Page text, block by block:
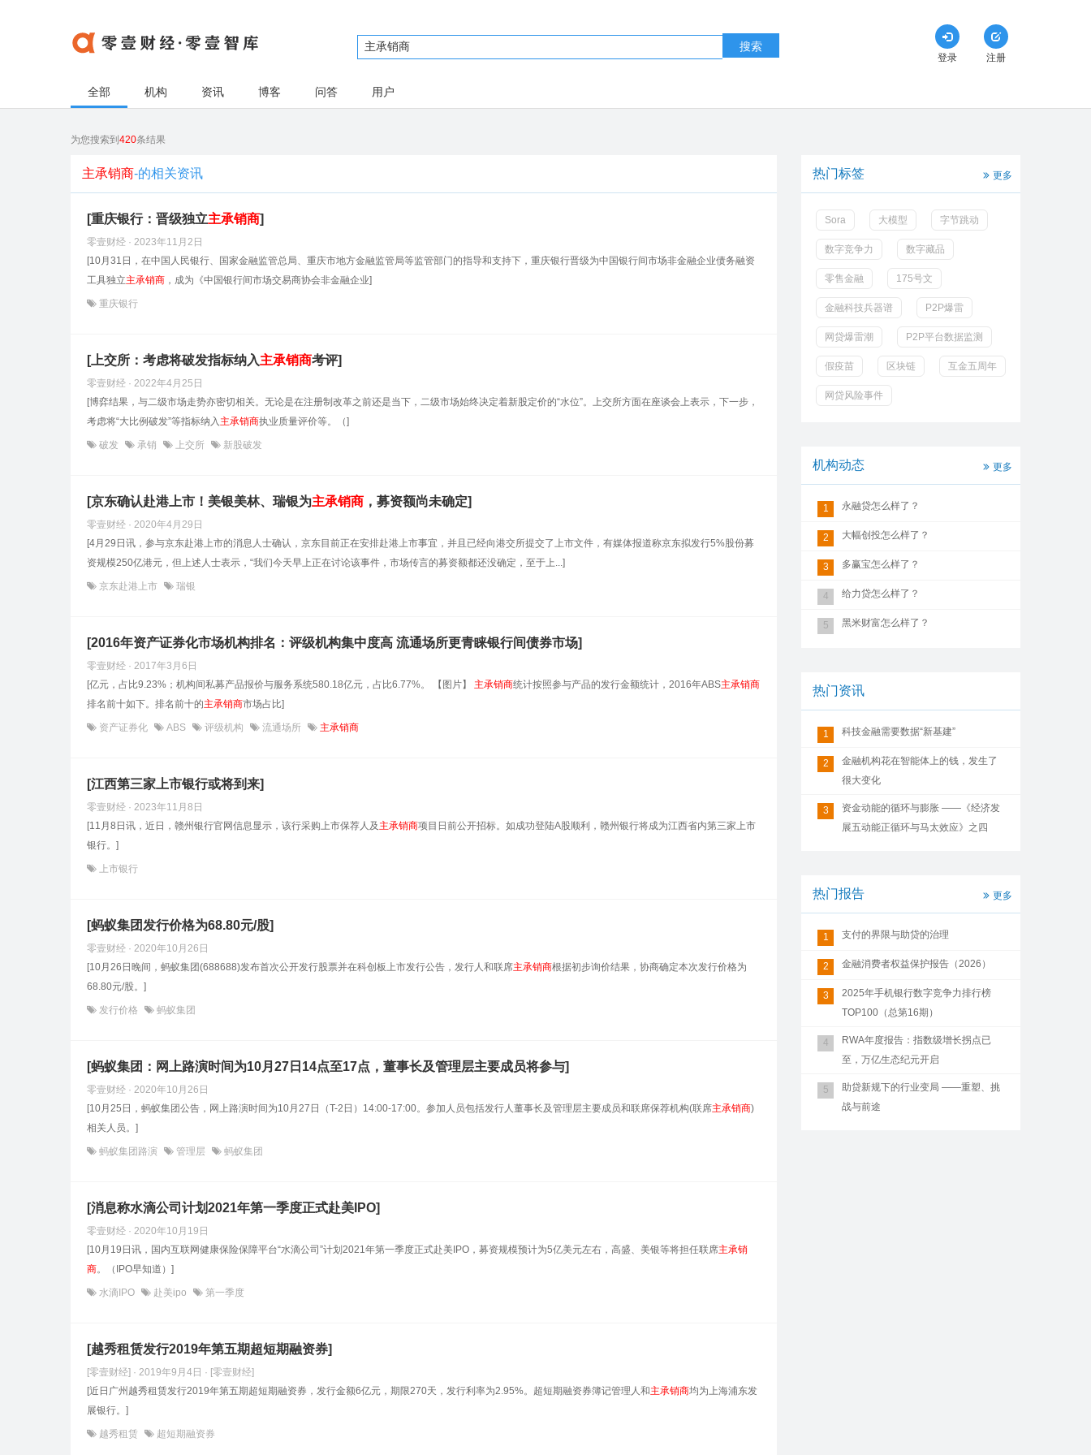
搜索
登录 注册
全部 机构 资讯 博客 问答 用户
为您搜索到 420条结果
主承销商-的相关资讯
[重庆银行：晋级独立主承销商]
零壹财经 · 2023年11月2日
[10月31日，在中国人民银行、国家金融监管总局、重庆市地方金融监管局等监管部门的指导和支持下，重庆银行晋级为中国银行间市场非金融企业债务融资
工具独立主承销商 ，成为《中国银行间市场交易商协会非金融企业]
重庆银行
[上交所：考虑将破发指标纳入主承销商考评]
零壹财经 · 2022年4月25日
[博弈结果，与二级市场走势亦密切相关。无论是在注册制改革之前还是当下，二级市场始终决定着新股定价的“水位”。上交所方面在座谈会上表示，下一步，
考虑将“大比例破发”等指标纳入 主承销商执业质量评价等。（]
破发 承销 上交所 新股破发
[京东确认赴港上市！美银美林、瑞银为主承销商 ，募资额尚未确定]
零壹财经 · 2020年4月29日
[4月29日讯，参与京东赴港上市的消息人士确认，京东目前正在安排赴港上市事宜，并且已经向港交所提交了上市文件，有媒体报道称京东拟发行5%股份募
资规模250亿港元，但上述人士表示，“我们今天早上正在讨论该事件，市场传言的募资额都还没确定，至于上...]
京东赴港上市 瑞银
[2016年资产证券化市场机构排名：评级机构集中度高 流通场所更青睐银行间债券市场]
零壹财经 · 2017年3月6日
[亿元，占比9.23%；机构间私募产品报价与服务系统580.18亿元，占比6.77%。 【图片】 主承销商统计按照参与产品的发行金额统计，2016年ABS主承销商
排名前十如下。排名前十的主承销商市场占比]
资产证券化 ABS 评级机构 流通场所 主承销商
[江西第三家上市银行或将到来]
零壹财经 · 2023年11月8日
[11月8日讯，近日，赣州银行官网信息显示，该行采购上市保荐人及 主承销商项目日前公开招标。如成功登陆A股顺利，赣州银行将成为江西省内第三家上市
银行。]
上市银行
[蚂蚁集团发行价格为68.80元/股]
零壹财经 · 2020年10月26日
[10月26日晚间，蚂蚁集团(688688)发布首次公开发行股票并在科创板上市发行公告，发行人和联席主承销商根据初步询价结果，协商确定本次发行价格为
68.80元/股。]
发行价格 蚂蚁集团
[蚂蚁集团：网上路演时间为10月27日14点至17点，董事长及管理层主要成员将参与]
零壹财经 · 2020年10月26日
[10月25日，蚂蚁集团公告，网上路演时间为10月27日（T-2日）14:00-17:00。参加人员包括发行人董事长及管理层主要成员和联席保荐机构(联席主承销商)
相关人员。]
蚂蚁集团路演 管理层 蚂蚁集团
[消息称水滴公司计划2021年第一季度正式赴美IPO]
零壹财经 · 2020年10月19日
[10月19日讯，国内互联网健康保险保障平台“水滴公司”计划2021年第一季度正式赴美IPO，募资规模预计为5亿美元左右，高盛、美银等将担任联席主承销
商。（IPO早知道）]
水滴IPO 赴美ipo 第一季度
[越秀租赁发行2019年第五期超短期融资券]
[零壹财经] · 2019年9月4日 · [零壹财经]
[近日广州越秀租赁发行2019年第五期超短期融资券，发行金额6亿元，期限270天，发行利率为2.95%。超短期融资券簿记管理人和主承销商均为上海浦东发
展银行。]
越秀租赁 超短期融资券
热门标签 更多
Sora 大模型 字节跳动
数字竞争力 数字藏品
零售金融 175号文
金融科技兵器谱 P2P爆雷
网贷爆雷潮 P2P平台数据监测
假疫苗 区块链 互金五周年
网贷风险事件
机构动态 更多
1 永融贷怎么样了？
2 大幅创投怎么样了？
3 多赢宝怎么样了？
4 给力贷怎么样了？
5 黑米财富怎么样了？
热门资讯
1 科技金融需要数据“新基建”
2
金融机构花在智能体上的钱，发生了
很大变化
3
资金动能的循环与膨胀 ——《经济发
展五动能正循环与马太效应》之四
热门报告 更多
1 支付的界限与助贷的治理
2 金融消费者权益保护报告（2026）
3
2025年手机银行数字竞争力排行榜
TOP100（总第16期）
4
RWA年度报告：指数级增长拐点已
至，万亿生态纪元开启
5
助贷新规下的行业变局 ——重塑、挑
战与前途